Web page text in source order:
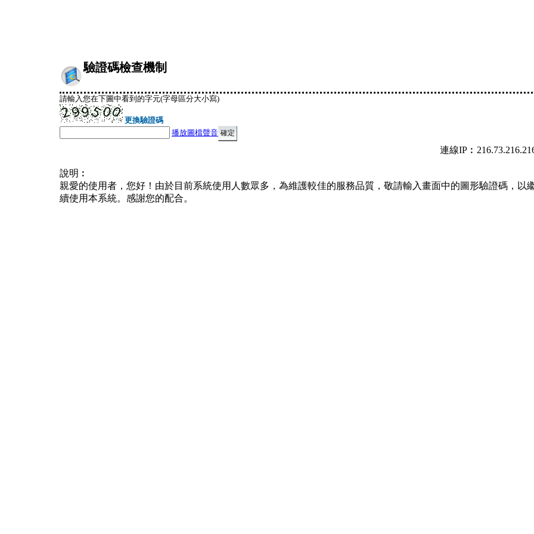
驗證碼檢查機制
請輸入您在下圖中看到的字元(字母區分大小寫)
更換驗證碼
播放圖檔聲音
連線
說明︰
親愛的使用者，您好！由於目前系統使用人數眾多，為維護較佳的服務品質，敬請輸入畫面中的圖形驗證碼，以
續使用本系統。感謝您的配合。